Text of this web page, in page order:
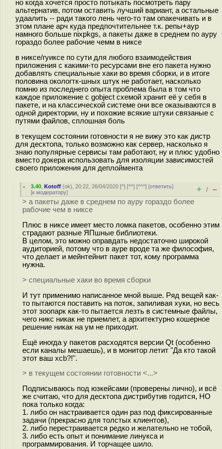
но когда хочется просто потыкать посмотреть пару
альтернатив, потом оставить лучший вариант, а остальные
удаалить -- ради такого лень чего-то там опакечивать и в
этом плане арч куда предпочтительнее т.к. репы+аур
намного больше nixpkgs, а пакеты даже в среднем по ауру
гораздо более рабочие чемм в никсе
в никсе/гуиксе по сути для любого взаимодействия
приложения с какими-то ресурсами вне его пакета нужно
добавлять специальные хаки во время сборки, и в итоге
половина окологтк-шных штук не работает, насколько
помню из последнего опыта проблема была в том что
каждое приложение с gobject схемой хранит её у себя в
пакете, и на классической системе они все оказываются в
одной директории, ну и похожие всякие штуки связаные с
путями файлов, сплошная боль
в текущем состоянии готовности я не вижу это как дистр
для десктопа, только возможно как сервер, насколько я
знаю популярные сервисы там работают, ну и плюс удобно
вместо докера использовать для изоляции зависимостей
своего приложения для деплоймента
3.40 ,Kotoff (ok), 20:22, 26/04/2020 [^] [^^] [^^^] [ответить]
[к модератору] + / –
> а пакеты даже в среднем по ауру гораздо более
рабочие чем в никсе
Плюс в никсе имеет место ломка пакетов, особенно этим
страдают разные ЯПшные библиотеки.
В целом, это можно оправдать недостаточно широкой
аудиторией, потому что в ауре вроде та же философия,
что делает и мейнтейнит пакет тот, кому программа
нужна.
> специальные хаки во время сборки
И тут применимо написанное мной выше. Ряд вещей как-
то пытаются поставить на поток, запиливая хуки, но весь
этот зоопарк как-то пытается лезть в системные файлы,
чего никс никак не приемлет, а архитектурно кошерное
решение никак на ум не приходит.
Ещё иногда у пакетов расходятся версии Qt (особенно
если каналы мешаешь), и в монитор летит "Да кто такой
этот ваш xcb?!".
> в текущем состоянии готовности <...>
Подписываюсь под юзкейсами (проверены лично), и всё
же считаю, что для десктопа дистрибутив годится, НО
пока только когда:
1. либо он настраивается один раз под фиксированные
задачи (прекрасно для толстых клиентов),
2. либо перестраивается редко и желательно не тобой,
3. либо есть опыт и понимание линукса и
программирования. И торчащее шило.